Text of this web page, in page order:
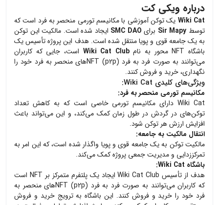
درباره ویکی کت
Wiki Cat یک توکن آموزشی با مکانیسم تورمی منحصر به فرد است که
توسط Sir Mapy برای SMC DAO ایجاد شده است. مالکیت این توکن
به یک جامعه قوی و پویا منتقل شده است. هدف این پروژه تأسیس یک
باشگاه NFT محور به نام
Wiki Cat Club است، جایی که کاربران
می‌توانند به صورت فرد به فرد (p2p) NFT‌های منحصر به فرد خود را
نگهداری، خرید و فروش کنند.
ویژگی‌های کلیدی Wiki Cat:
مکانیسم تورمی منحصر به فرد:
Wiki Cat دارای مکانیسم تورمی خاصی است که به کاهش تعداد
توکن‌های در گردش در طول زمان کمک می‌کند، و این می‌تواند باعث
افزایش ارزش هر توکن شود.
انتقال مالکیت به جامعه:
مالکیت توکن به یک جامعه قوی و پویا واگذار شده است، که این امر به
تمرکززدایی و مدیریت جمعی پروژه کمک می‌کند.
باشگاه Wiki Cat:
هدف از تأسیس Wiki Cat Club ایجاد یک پلتفرم متمرکز بر NFT است
که کاربران می‌توانند به صورت فرد به فرد (p2p) NFT‌های منحصر به
فرد خود را خرید و فروش کنند. این باشگاه به ترویج خرید و فروش